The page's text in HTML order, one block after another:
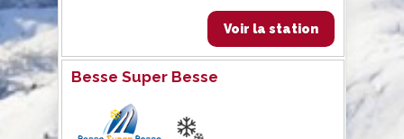
Voir la station
Besse Super Besse